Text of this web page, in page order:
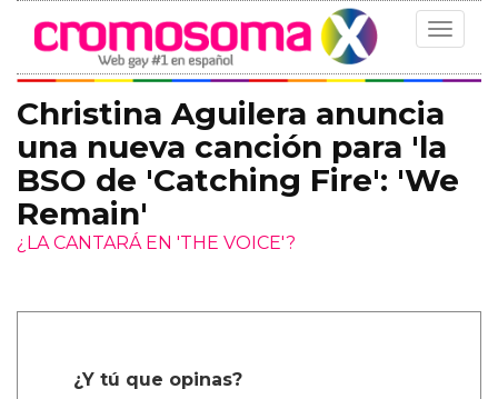
Toggle
Christina Aguilera anuncia
una nueva canción para 'la
BSO de 'Catching Fire': 'We
Remain'
¿LA CANTARÁ EN 'THE VOICE'?
¿Y tú que opinas?